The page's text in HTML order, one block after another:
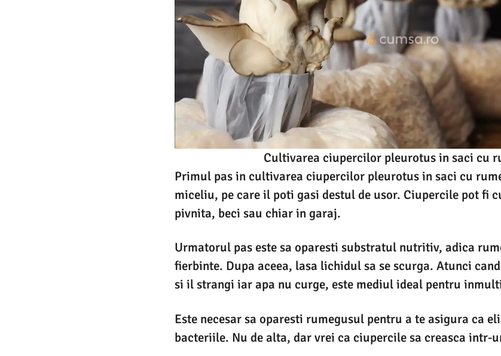
Cultivarea ciupercilor pleurotus in saci cu
Primul pas in cultivarea ciupercilor pleurotus in saci cu
miceliu, pe care il poti gasi destul de usor. Ciupercile pot fi
pivnita, beci sau chiar in garaj.
Urmatorul pas este sa oparesti substratul nutritiv, adica
fierbinte. Dupa aceea, lasa lichidul sa se scurga. Atunci
si il strangi iar apa nu curge, este mediul ideal pentru
Este necesar sa oparesti rumegusul pentru a te asigura ca
bacteriile. Nu de alta, dar vrei ca ciupercile sa creasca intr-